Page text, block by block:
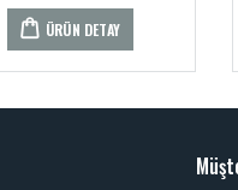
ÜRÜN DETAY